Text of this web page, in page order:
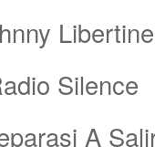
Libertine
Silence
A